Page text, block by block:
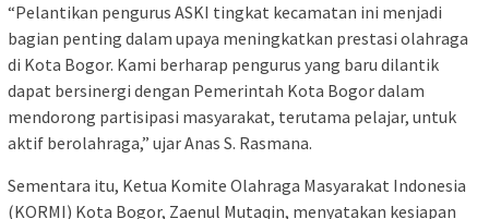
“Pelantikan pengurus ASKI tingkat kecamatan ini menjadi
bagian penting dalam upaya meningkatkan prestasi olahraga
di Kota Bogor. Kami berharap pengurus yang baru dilantik
dapat bersinergi dengan Pemerintah Kota Bogor dalam
mendorong partisipasi masyarakat, terutama pelajar, untuk
aktif berolahraga,” ujar Anas S. Rasmana.
Sementara itu, Ketua Komite Olahraga Masyarakat Indonesia
(KORMI) Kota Bogor, Zaenul Mutaqin, menyatakan kesiapan